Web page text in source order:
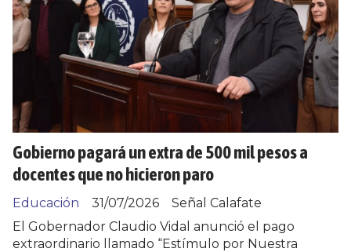
Gobierno pagará un extra de 500 mil pesos a
docentes que no hicieron paro
Señal Calafate
Educación
31/07/2026
El Gobernador Claudio Vidal anunció el pago
extraordinario llamado “Estímulo por Nuestra